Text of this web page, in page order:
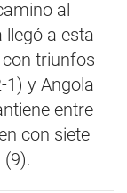
al
llegó a esta
triunfos
1) y Angola
entre
con siete